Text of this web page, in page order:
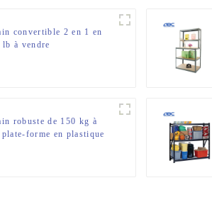
convertible 2 en 1 en
lb à vendre
robuste de 150 kg à
forme en plastique